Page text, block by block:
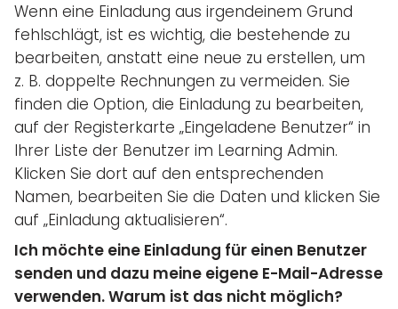
Wenn eine Einladung aus irgendeinem Grund
fehlschlägt, ist es wichtig, die bestehende zu
bearbeiten, anstatt eine neue zu erstellen, um
z. B. doppelte Rechnungen zu vermeiden. Sie
finden die Option, die Einladung zu bearbeiten,
auf der Registerkarte „Eingeladene Benutzer“ in
Ihrer Liste der Benutzer im Learning Admin.
Klicken Sie dort auf den entsprechenden
Namen, bearbeiten Sie die Daten und klicken Sie
auf „Einladung aktualisieren“.
Ich möchte eine Einladung für einen Benutzer
senden und dazu meine eigene E-Mail-Adresse
verwenden. Warum ist das nicht möglich?